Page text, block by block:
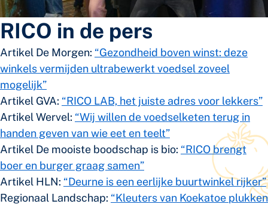
RICO in de pers
Artikel De Morgen: “Gezondheid boven winst: deze
winkels vermijden ultrabewerkt voedsel zoveel
mogelijk”
Artikel GVA: “RICO LAB, het juiste adres voor lekkers”
Artikel Wervel: “Wij willen de voedselketen terug in
handen geven van wie eet en teelt”
Artikel De mooiste boodschap is bio: “RICO brengt
boer en burger graag samen”
Artikel HLN: “Deurne is een eerlijke buurtwinkel rijker”
Regionaal Landschap: “Kleuters van Koekatoe plukken